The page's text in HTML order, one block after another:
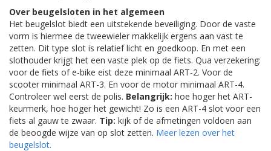
Over beugelsloten in het algemeen
Het beugelslot biedt een uitstekende beveiliging. Door de vaste
vorm is hiermee de tweewieler makkelijk ergens aan vast te
zetten. Dit type slot is relatief licht en goedkoop. En met een
slothouder krijgt het een vaste plek op de fiets. Qua verzekering:
voor de fiets of e-bike eist deze minimaal ART-2. Voor de
scooter minimaal ART-3. En voor de motor minimaal ART-4.
Controleer wel eerst de polis. Belangrijk: hoe hoger het ART-
keurmerk, hoe hoger het gewicht! Zo is een ART-4 slot voor een
fiets al gauw te zwaar. Tip: kijk of de afmetingen voldoen aan
de beoogde wijze van op slot zetten. Meer lezen over het
beugelslot.